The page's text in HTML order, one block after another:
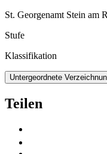
St. Georgenamt Stein am
Stufe
Klassifikation
Untergeordnete
Teilen